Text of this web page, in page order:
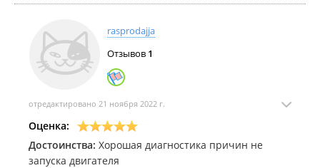
rasprodajja
Отзывов 1
отредактировано 21 ноября 2022 г.
Оценка:
Достоинства: Хорошая диагностика причин не
запуска двигателя